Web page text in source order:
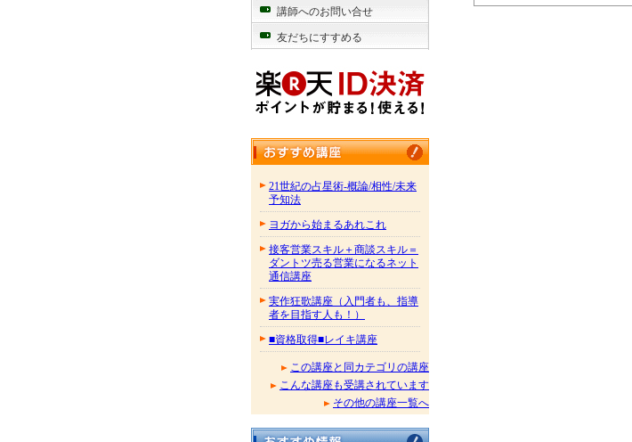
講師へのお問い合せ
友だちにすすめる
21世紀の占星術-概論/相性/未来
予知法
ヨガから始まるあれこれ
接客営業スキル＋商談スキル＝
ダントツ売る営業になるネット
通信講座
実作狂歌講座（入門者も、指導
者を目指す人も！）
■資格取得■レイキ講座
この講座と同カテゴリの講座
こんな講座も受講されています
その他の講座一覧へ